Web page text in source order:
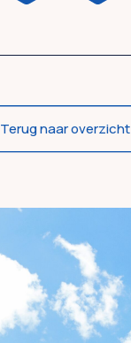
Terug naar overzicht